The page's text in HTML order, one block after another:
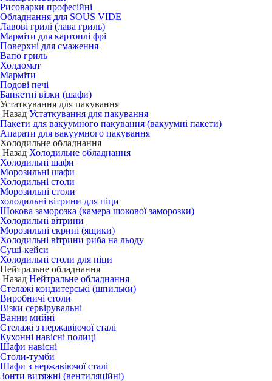
Рисоварки професійні
Обладнання для SOUS VIDE
Лавові грилі (лава гриль)
Марміти для картоплі фрі
Поверхні для смаження
Вапо гриль
Холдомат
Марміти
Подові печі
Банкетні візки (шафи)
Устаткування для пакування
Назад Устаткування для пакування
Пакети для вакуумного пакування (вакуумні пакети)
Апарати для вакуумного пакування
Холодильне обладнання
Назад Холодильне обладнання
Холодильні шафи
Морозильні шафи
Холодильні столи
Морозильні столи
холодильні вітрини для піци
Шокова заморозка (камера шокової заморозки)
Холодильні вітрини
Морозильні скрині (ящики)
Холодильні вітрини риба на льоду
Суші-кейси
Холодильні столи для піци
Нейтральне обладнання
Назад Нейтральне обладнання
Стелажі кондитерські (шпильки)
Виробничі столи
Візки сервірувальні
Ванни мийні
Стелажі з нержавіючої сталі
Кухонні навісні полиці
Шафи навісні
Столи-тумби
Шафи з нержавіючої сталі
Зонти витяжні (вентиляційні)